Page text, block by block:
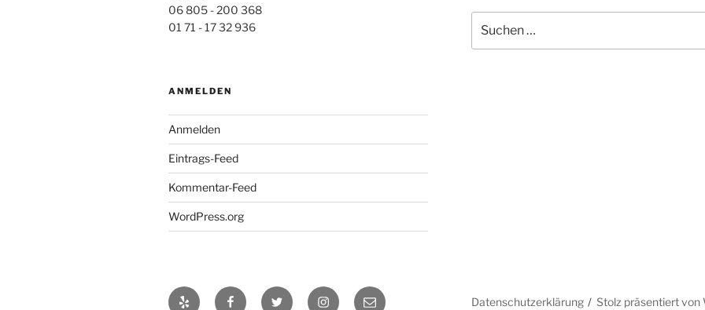
06 805 - 200 368
01 71 - 17 32 936
ANMELDEN
Anmelden
Eintrags-Feed
Kommentar-Feed
WordPress.org
nach:
Yelp FacebookTwitter Instagram
E-
Datenschutzerklärung Stolz präsentiert von